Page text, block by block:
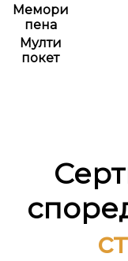
Мемори
пена
Мулти
покет